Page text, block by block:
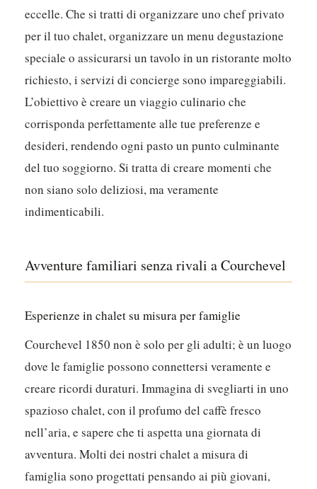
eccelle. Che si tratti di organizzare uno chef privato
per il tuo chalet, organizzare un menu degustazione
speciale o assicurarsi un tavolo in un ristorante molto
richiesto, i servizi di concierge sono impareggiabili.
L’obiettivo è creare un viaggio culinario che
corrisponda perfettamente alle tue preferenze e
desideri, rendendo ogni pasto un punto culminante
del tuo soggiorno. Si tratta di creare momenti che
non siano solo deliziosi, ma veramente
indimenticabili.
Avventure familiari senza rivali a Courchevel
Esperienze in chalet su misura per famiglie
Courchevel 1850 non è solo per gli adulti; è un luogo
dove le famiglie possono connettersi veramente e
creare ricordi duraturi. Immagina di svegliarti in uno
spazioso chalet, con il profumo del caffè fresco
nell’aria, e sapere che ti aspetta una giornata di
avventura. Molti dei nostri chalet a misura di
famiglia sono progettati pensando ai più giovani,